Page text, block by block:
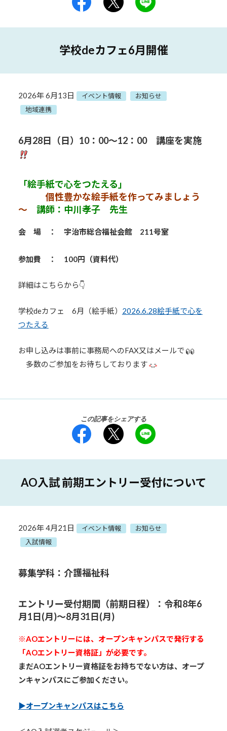
学校deカフェ6月開催
2026年 6月13日 イベント情報
お知らせ
地域連携
6月28日（日）10：00～12：00 講座を実施
「絵手紙で心をつたえる」
個性豊かな絵手紙を作ってみましょう
～ 講師：中川孝子 先生
会 場 ： 宇治市総合福祉会館 211号室
参加費 ： 100円（資料代）
詳細はこちらから👇
学校deカフェ 6月（絵手紙） 2026.6.28絵手紙で心を
つたえる
お申し込みは事前に事務局へのFAX又はメールで
多数のご参加をお待ちしております
この記事をシェアする
AO入試 前期エントリー受付について
2026年 4月21日 イベント情報
お知らせ
入試情報
募集学科：介護福祉科
エントリー受付期間（前期日程）：令和8年6
月1日(月)～8月31日(月)
※AOエントリーには、オープンキャンパスで発行する
「AOエントリー資格証」が必要です。
まだAOエントリー資格証をお持ちでない方は、オープ
ンキャンパスにご参加ください。
▶オープンキャンパスはこちら